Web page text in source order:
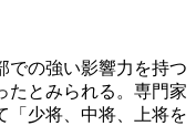
での強い影響力を持つ
たとみられる。専門家
「少将、中将、上将を